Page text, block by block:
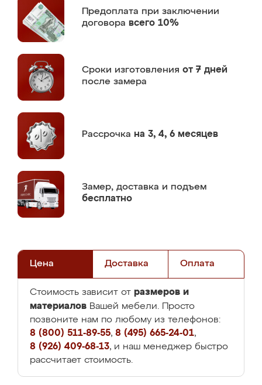
Предоплата при заключении
договора всего 10%
Сроки изготовления от 7 дней
после замера
Рассрочка на 3, 4, 6 месяцев
Замер, доставка и подъем
бесплатно
Цена Доставка Оплата
Стоимость зависит от размеров и
материалов Вашей мебели. Просто
позвоните нам по любому из телефонов:
8 (800) 511-89-55, 8 (495) 665-24-01,
8 (926) 409-68-13, и наш менеджер быстро
рассчитает стоимость.